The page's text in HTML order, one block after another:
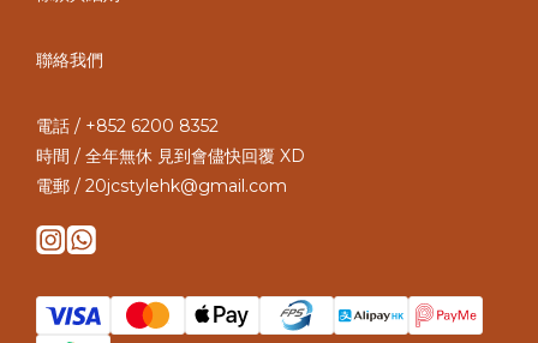
聯絡我們
電話 / +852 6200 8352
時間 / 全年無休 見到會儘快回覆 XD
電郵 / 20jcstylehk@gmail.com